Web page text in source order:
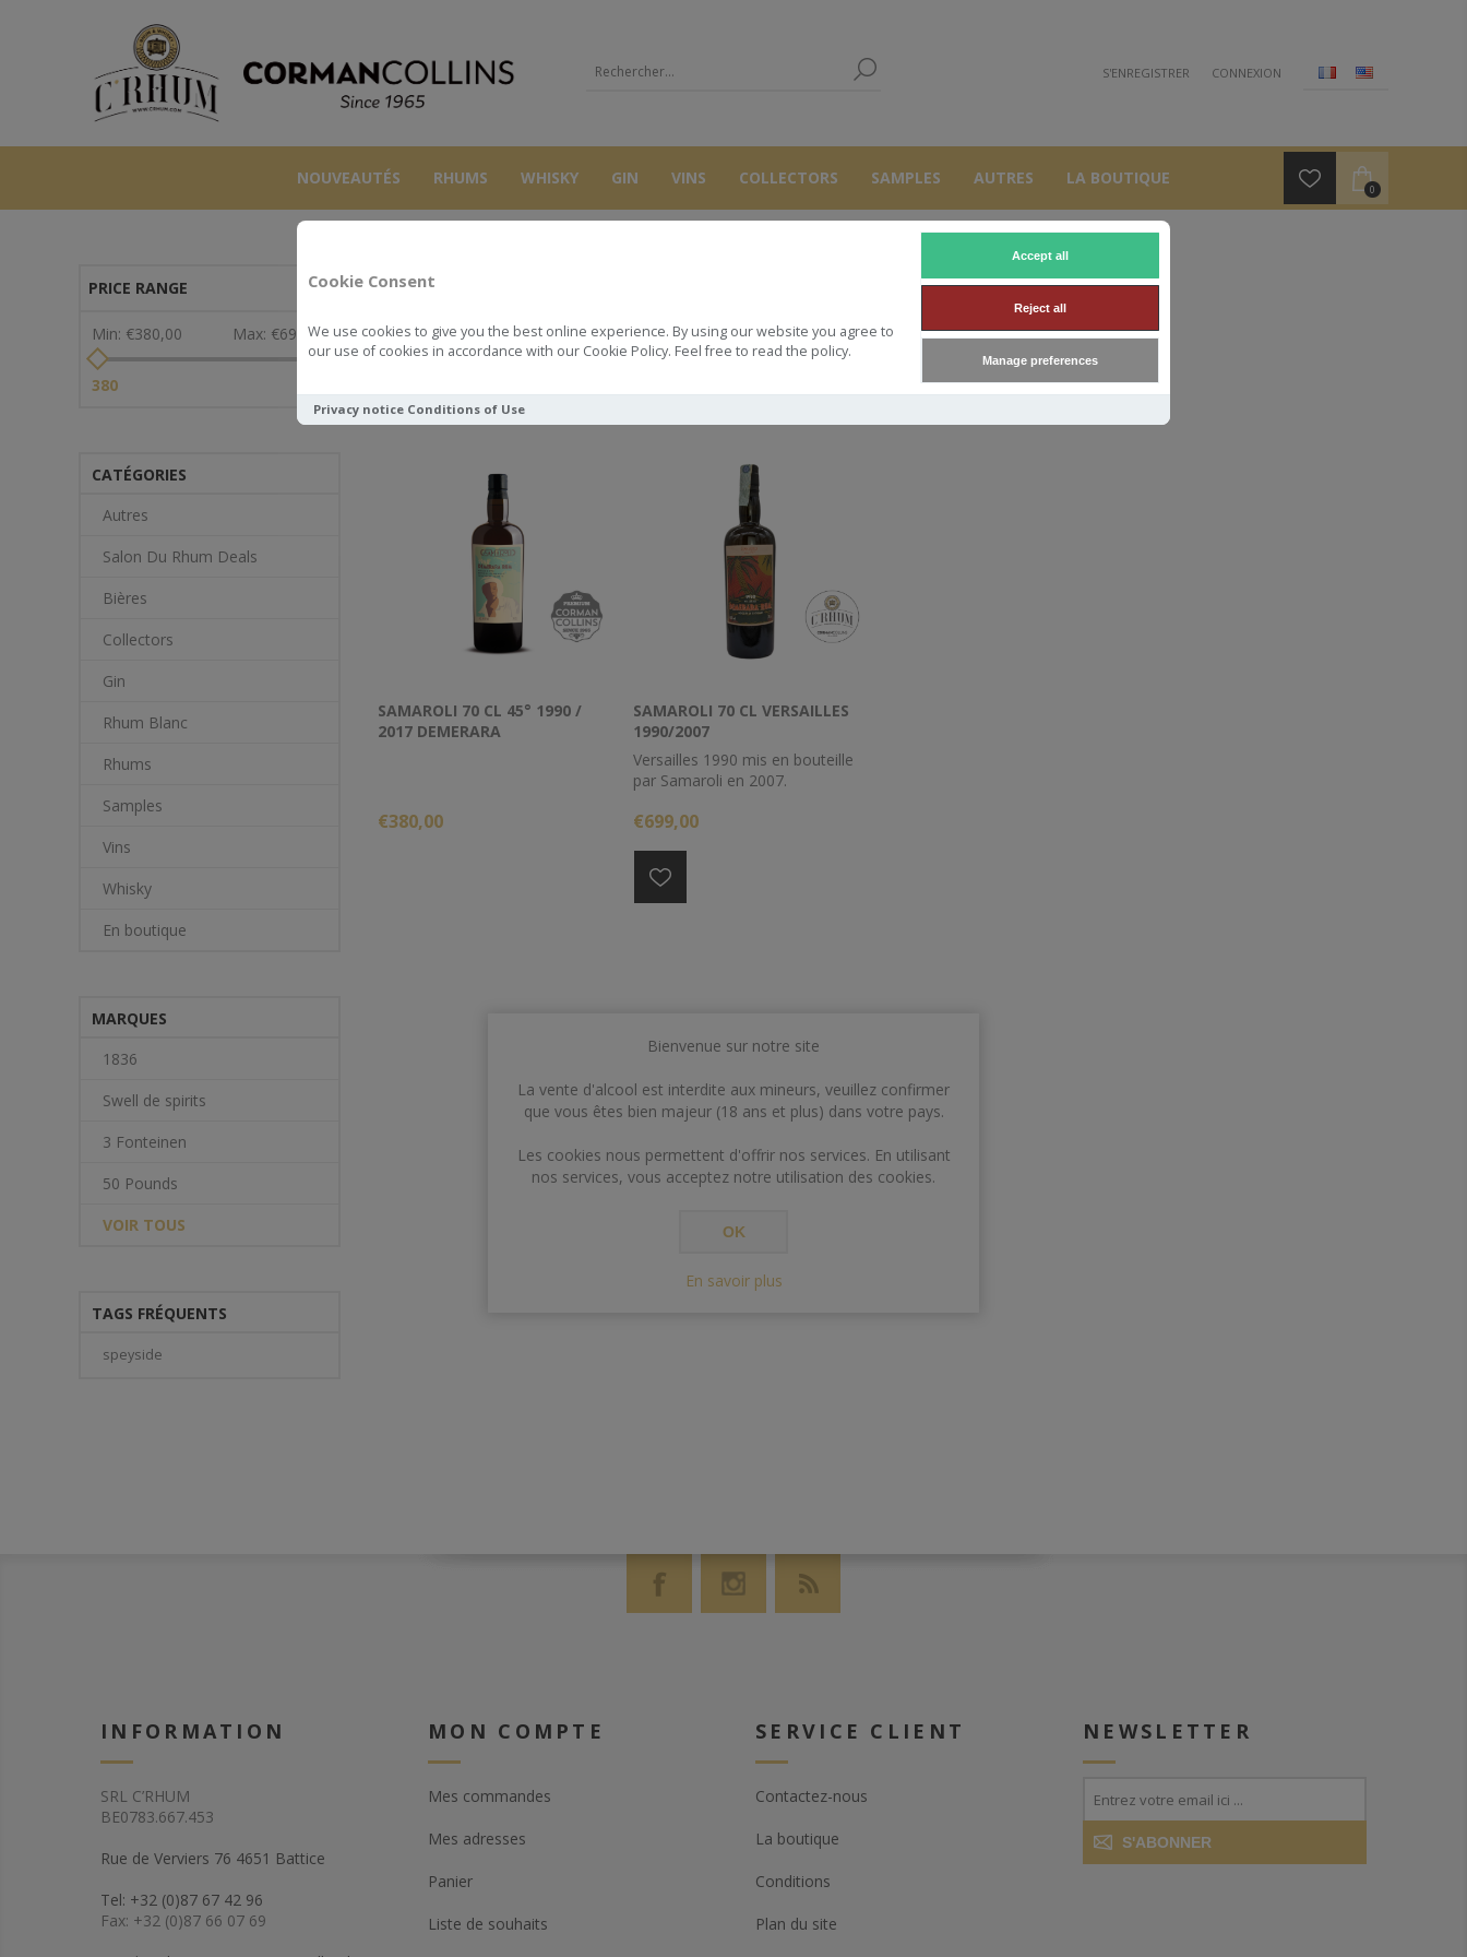
Cookie Consent
We use cookies to give you the best online experience. By using our website you agree to
our use of cookies in accordance with our Cookie Policy. Feel free to read the policy.
Accept all
Reject all
Manage preferences
Privacy notice Conditions of Use
S'ENREGISTRER CONNEXION
NOUVEAUTÉS RHUMS WHISKY GIN VINS COLLECTORS SAMPLES AUTRES LA BOUTIQUE
0
SAMAROLI
SAMAROLI 70 CL 45° 1990 /
2017 DEMERARA
€380,00
SAMAROLI 70 CL VERSAILLES
1990/2007
Versailles 1990 mis en bouteille
par Samaroli en 2007.
€699,00
PRICE RANGE
Min: €380,00 Max: €699,00
380
CATÉGORIES
Autres
Salon Du Rhum Deals
Bières
Collectors
Gin
Rhum Blanc
Rhums
Samples
Vins
Whisky
En boutique
MARQUES
1836
Swell de spirits
3 Fonteinen
50 Pounds
VOIR TOUS
TAGS FRÉQUENTS
speyside
INFORMATION
SRL C’RHUM
BE0783.667.453
Rue de Verviers 76 4651 Battice
Tel: +32 (0)87 67 42 96
Fax: +32 (0)87 66 07 69
MON COMPTE
Mes commandes
Mes adresses
Panier
Liste de souhaits
SERVICE CLIENT
Contactez-nous
La boutique
Conditions
Plan du site
NEWSLETTER
S'ABONNER
Bienvenue sur notre site
La vente d'alcool est interdite aux mineurs, veuillez confirmer
que vous êtes bien majeur (18 ans et plus) dans votre pays.
Les cookies nous permettent d'offrir nos services. En utilisant
nos services, vous acceptez notre utilisation des cookies.
OK
En savoir plus